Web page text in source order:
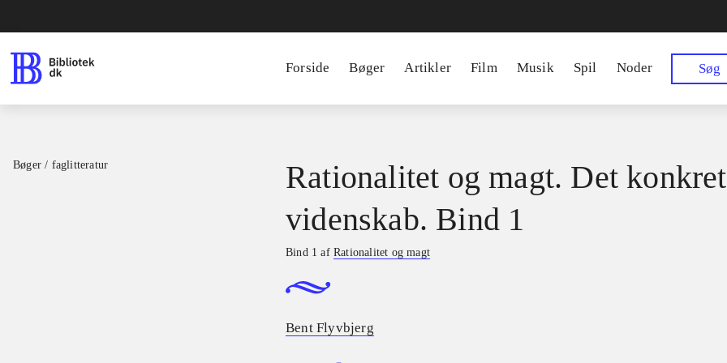
Forside Bøger Artikler Film Musik Spil Noder Søg
Bøger / faglitteratur
Rationalitet og magt. Det
videnskab. Bind 1
Bind 1 afRationalitet og magt
Bent Flyvbjerg